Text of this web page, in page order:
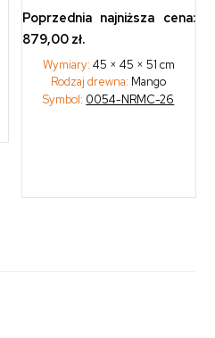
price
was:
Poprzednia najniższa cena:
879,00 zł.
Wymiary: 45 × 45 × 51 cm
Rodzaj drewna: Mango
Symbol: 0054-NRMC-26